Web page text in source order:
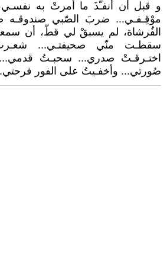
و قبل أن أنفـّذَ ما أمرتْ به
موْقِـفـي... ضربَ الصّبي صندوقـه
الفُرشاة، لم يسبقْ لي قطّ، أن
سقطـت منّي صحيفتـي... شعـرتُ
اختـرقـتْ صدري... سحبـتُ
صُورتي... وأخفـيتُ على الفور فرحتي.